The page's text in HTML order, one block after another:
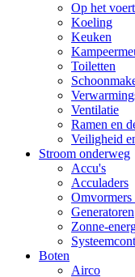
Op het
Koeling
Keuken
Toiletten
Ventilatie
Ramen en
Veiligheid
Stroom onderweg
Accu's
Acculaders
Omvormers
Generatoren
Zonne-
Boten
Airco